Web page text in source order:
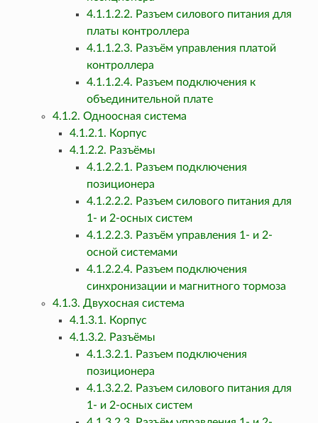
4.1.1.2.2. Разъем силового питания для
платы контроллера
4.1.1.2.3. Разъём управления платой
контроллера
4.1.1.2.4. Разъем подключения к
объединительной плате
4.1.2. Одноосная система
4.1.2.1. Корпус
4.1.2.2. Разъёмы
4.1.2.2.1. Разъем подключения
позиционера
4.1.2.2.2. Разъем силового питания для
1- и 2-осных систем
4.1.2.2.3. Разъём управления 1- и 2-
осной системами
4.1.2.2.4. Разъем подключения
синхронизации и магнитного тормоза
4.1.3. Двухосная система
4.1.3.1. Корпус
4.1.3.2. Разъёмы
4.1.3.2.1. Разъем подключения
позиционера
4.1.3.2.2. Разъем силового питания для
1- и 2-осных систем